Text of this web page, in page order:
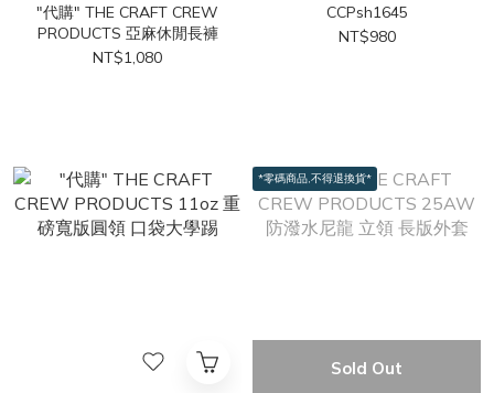
"代購" THE CRAFT CREW
PRODUCTS 亞麻休閒長褲
NT$1,080
CCPsh1645
NT$980
*零碼商品,不得退換貨*
Sold Out